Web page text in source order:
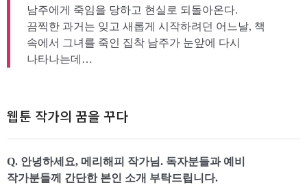
남주에게 죽임을 당하고 현실로 되돌아온다.
끔찍한 과거는 잊고 새롭게 시작하려던 어느날, 책
속에서 그녀를 죽인 집착 남주가 눈앞에 다시
나타나는데…
웹툰 작가의 꿈을 꾸다
Q. 안녕하세요, 메리해피 작가님. 독자분들과 예비
작가분들께 간단한 본인 소개 부탁드립니다.